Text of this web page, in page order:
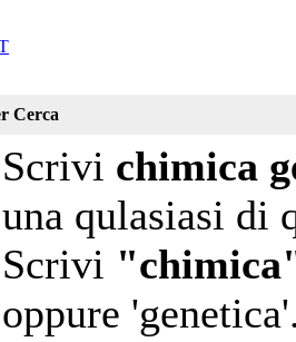
Cerca
Scrivi chimica
una qulasiasi di
Scrivi
oppure